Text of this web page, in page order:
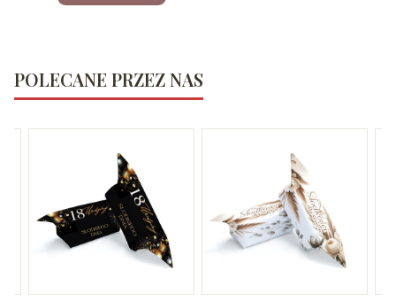
POLECANE PRZEZ NAS